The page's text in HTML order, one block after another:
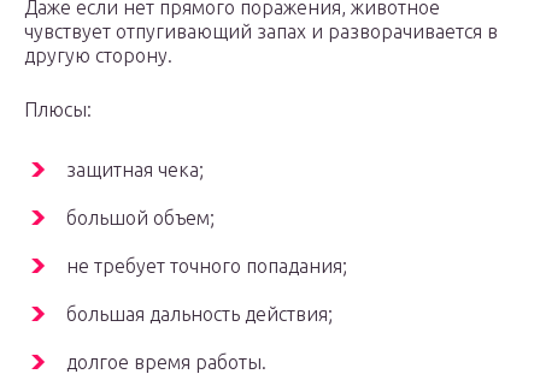
Даже если нет прямого поражения, животное
чувствует отпугивающий запах и разворачивается в
другую сторону.
Плюсы:
защитная чека;
большой объем;
не требует точного попадания;
большая дальность действия;
долгое время работы.